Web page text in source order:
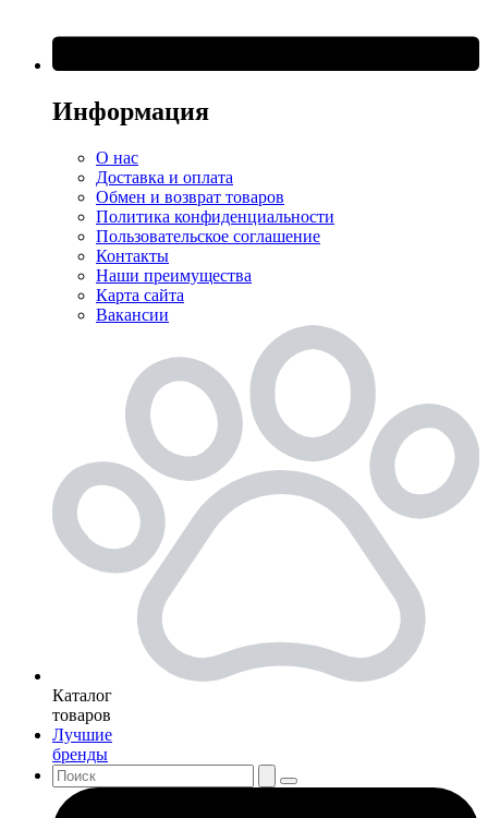
Информация
О нас
Доставка и оплата
Обмен и возврат товаров
Политика конфиденциальности
Пользовательское соглашение
Контакты
Наши преимущества
Карта сайта
Вакансии
Каталог
товаров
Лучшие
бренды